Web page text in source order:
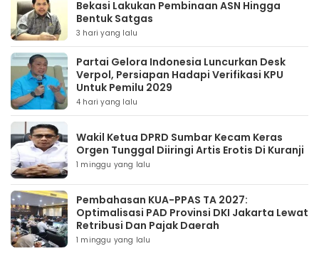
Bekasi Lakukan Pembinaan ASN Hingga
Bentuk Satgas
3 hari yang lalu
Partai Gelora Indonesia Luncurkan Desk
Verpol, Persiapan Hadapi Verifikasi KPU
Untuk Pemilu 2029
4 hari yang lalu
Wakil Ketua DPRD Sumbar Kecam Keras
Orgen Tunggal Diiringi Artis Erotis Di Kuranji
1 minggu yang lalu
Pembahasan KUA-PPAS TA 2027:
Optimalisasi PAD Provinsi DKI Jakarta Lewat
Retribusi Dan Pajak Daerah
1 minggu yang lalu